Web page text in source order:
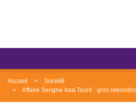
Accueil
Société
Affaire Serigne Issa Touré : gros